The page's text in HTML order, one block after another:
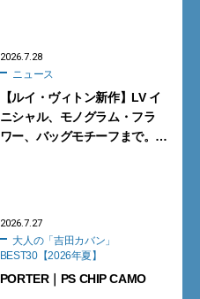
2026.7.28
ニュース
【ルイ・ヴィトン新作】LV イ
ニシャル、モノグラム・フラ
ワー、バッグモチーフまで。大
2026.7.27
BEST30【2026年夏】
PORTER｜PS CHIP CAMO